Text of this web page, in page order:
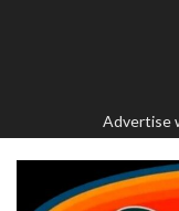
Advertise